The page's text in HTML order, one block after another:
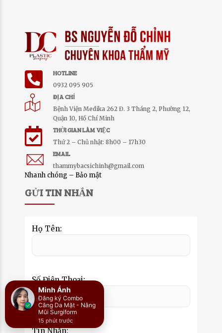
HOTLINE
0932 095 905
ĐỊA CHỈ
Bệnh Viện Medika 262 Đ. 3 Tháng 2, Phường 12,
Quận 10, Hồ Chí Minh
THỜI GIAN LÀM VIỆC
Thứ 2 – Chủ nhật: 8h00 – 17h30
EMAIL
thammybacsichinh@gmail.com
Nhanh chóng – Bảo mật
GỬI TIN NHẮN
Họ Tên:
Số Điện Thoại:
Tin Nhắn: